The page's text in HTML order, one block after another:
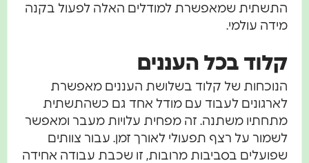
התשתית שמאפשרת למודלים האלה לפעול בקנה
מידה עולמי.
קלוד בכל העננים
הנוכחות של קלוד בשלושת העננים מאפשרת
לארגונים לעבוד עם מודל אחד גם כשהתשתית
מתחתיו משתנה. זה מפחית עלויות מעבר ומאפשר
לשמור על רצף תפעולי לאורך זמן. עבור צוותים
שפועלים בסביבות מרובות, זו שכבת עבודה אחידה